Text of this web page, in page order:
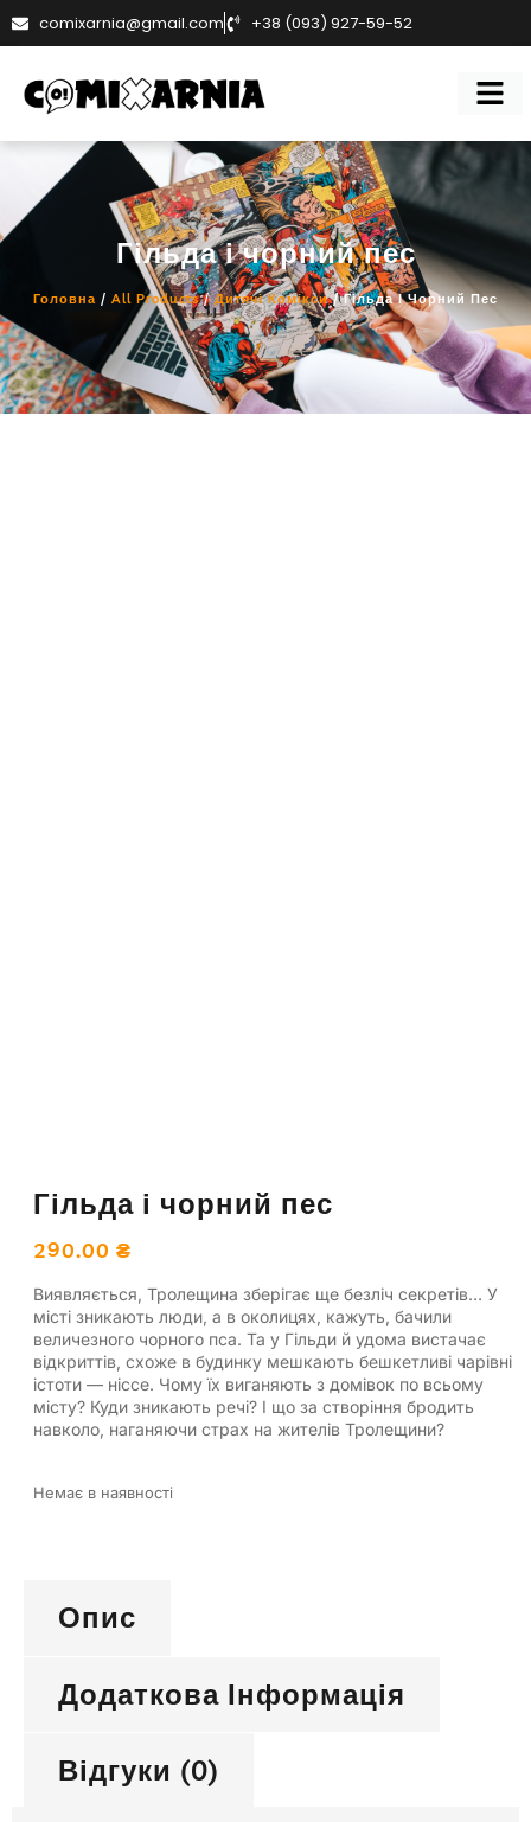
comixarnia@gmail.com +38 (093) 927-59-52
Гільда і чорний пес
Головна / All Products/Дитячі Комікси/ Гільда І Чорний Пес
Гільда і чорний пес
290.00 ₴
Виявляється, Тролещина зберігає ще безліч секретів… У
місті зникають люди, а в околицях, кажуть, бачили
величезного чорного пса. Та у Гільди й удома вистачає
відкриттів, схоже в будинку мешкають бешкетливі чарівні
істоти — ніссе. Чому їх виганяють з домівок по всьому
місту? Куди зникають речі? І що за створіння бродить
навколо, наганяючи страх на жителів Тролещини?
Немає в наявності
Опис
Додаткова Інформація
Відгуки (0)